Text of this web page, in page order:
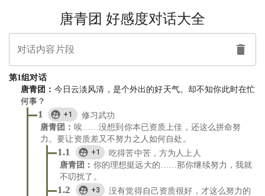
唐青团 好感度对话大全
对话内容片段
第1组对话
唐青团 ： 今日云淡风清，是个外出的好天气。却不知你此时在忙
何事？
1 +1
修习武功
唐青团 ： 唉……没想到你本已资质上佳，还这么拼命努
力。要让资质差又不努力之人如何自处。
1.1 +1
吃得苦中苦，方为人上人
唐青团 ： 你的理想挺远大的……那你继续努力，我就
不叨扰了。
1.2 +3
没有觉得自己资质很好，才这么努力的